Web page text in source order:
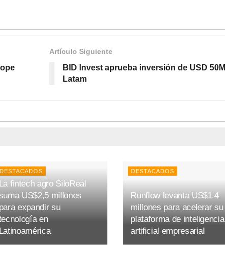
Artículo Siguiente
BID Invest aprueba inversión de USD
Latam
DESTACADOS
La fintech agro SiloReal
suma US$2,5 millones
para expandir su
en
Latinoamérica
DESTACADOS
Runflow levanta US$1.4
millones para acelerar su
plataforma de inteligencia
artificial empresarial